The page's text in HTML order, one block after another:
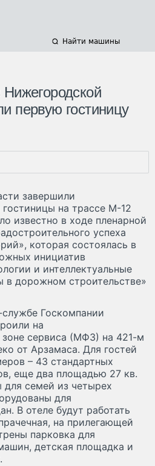
Найти машины
первую гостиницу
завершили
на трассе М-12
известно в ходе пленарной
успеха
которая состоялась в
инициатив
и интеллектуальные
в дорожном строительстве»
Госкомпании
на
сервиса (МФЗ) на 421-м
от Арзамаса. Для гостей
– 43 стандартных
еще два площадью 27 кв.
для семей из четырех
для
В отеле будут работать
на прилегающей
парковка для
детская площадка и